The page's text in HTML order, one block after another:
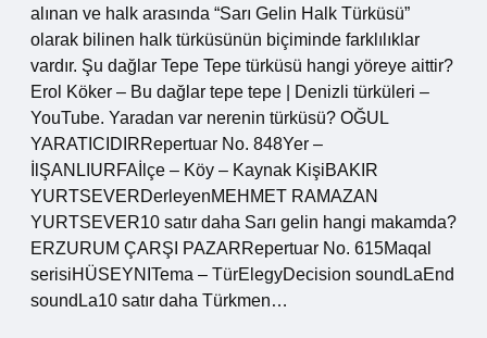
alınan ve halk arasında “Sarı Gelin Halk Türküsü”
olarak bilinen halk türküsünün biçiminde farklılıklar
vardır. Şu dağlar Tepe Tepe türküsü hangi yöreye aittir?
Erol Köker – Bu dağlar tepe tepe | Denizli türküleri –
YouTube. Yaradan var nerenin türküsü? OĞUL
YARATICIDIRRepertuar No. 848Yer –
İlŞANLIURFAİlçe – Köy – Kaynak KişiBAKIR
YURTSEVERDerleyenMEHMET RAMAZAN
YURTSEVER10 satır daha Sarı gelin hangi makamda?
ERZURUM ÇARŞI PAZARRepertuar No. 615Maqal
serisiHÜSEYNITema – TürElegyDecision soundLaEnd
soundLa10 satır daha Türkmen…